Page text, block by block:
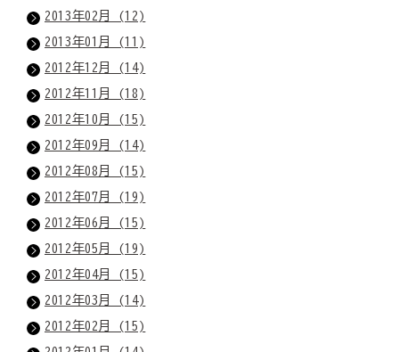
2013年02月 (12)
2013年01月 (11)
2012年12月 (14)
2012年11月 (18)
2012年10月 (15)
2012年09月 (14)
2012年08月 (15)
2012年07月 (19)
2012年06月 (15)
2012年05月 (19)
2012年04月 (15)
2012年03月 (14)
2012年02月 (15)